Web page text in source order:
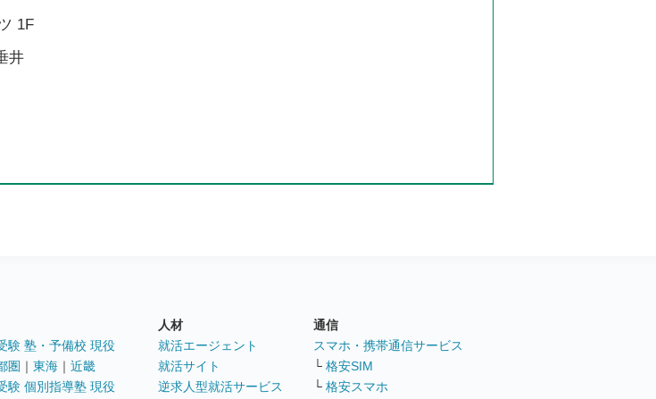
1F
井
験 塾・予備校 現役
圏 ｜ 東海 ｜ 近畿
験 個別指導塾 現役
人材
就活エージェント
就活サイト
逆求人型就活サービス
通信
スマホ・携帯通信サービス
└ 格安SIM
└ 格安スマホ